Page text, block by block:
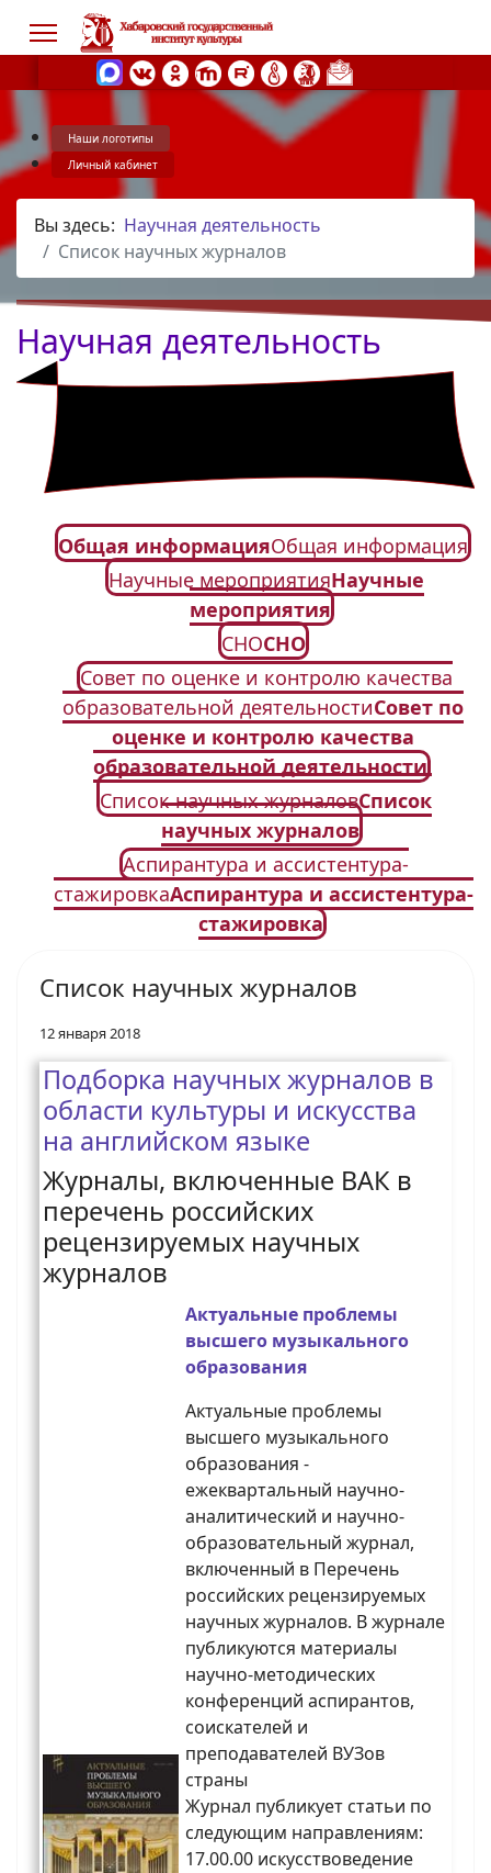
Наши логотипы
Личный кабинет
Вы здесь: Научная деятельность
Список научных журналов
Научная деятельность
Общая информацияОбщая информация
Научные мероприятияНаучные
мероприятия
СНОСНО
Совет по оценке и контролю качества
образовательной деятельностиСовет по
оценке и контролю качества
образовательной деятельности
Список научных журналовСписок
научных журналов
Аспирантура и ассистентура-
стажировкаАспирантура и ассистентура-
стажировка
Список научных журналов
12 января 2018
Подборка научных журналов в
области культуры и искусства
на английском языке
Журналы, включенные ВАК в
перечень российских
рецензируемых научных
журналов
Актуальные проблемы
высшего музыкального
образования
Актуальные проблемы
высшего музыкального
образования -
ежеквартальный научно-
аналитический и научно-
образовательный журнал,
включенный в Перечень
российских рецензируемых
научных журналов. В журнале
публикуются материалы
научно-методических
конференций аспирантов,
соискателей и
преподавателей ВУЗов
страны
Журнал публикует статьи по
следующим направлениям:
17.00.00 искусствоведение